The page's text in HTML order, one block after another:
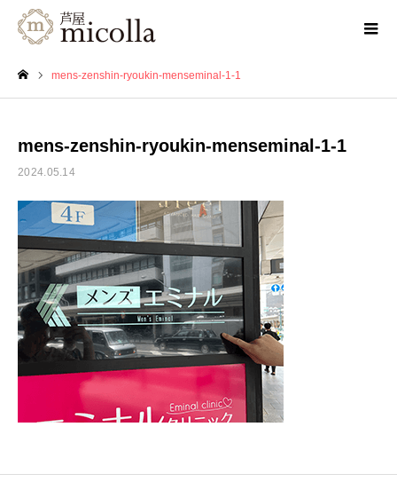
mens-zenshin-ryoukin-menseminal-1-1
mens-zenshin-ryoukin-menseminal-1-1
2024.05.14